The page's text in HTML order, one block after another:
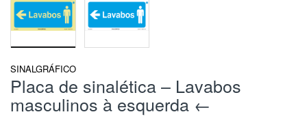
SINALGRÁFICO
Placa de sinalética – Lavabos
masculinos à esquerda ←